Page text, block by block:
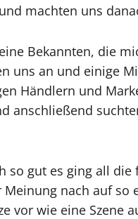
machten uns
Bekannten, die
uns an und einige
Händlern und
anschließend
so gut es ging all
nach auf so
vor wie eine Szene